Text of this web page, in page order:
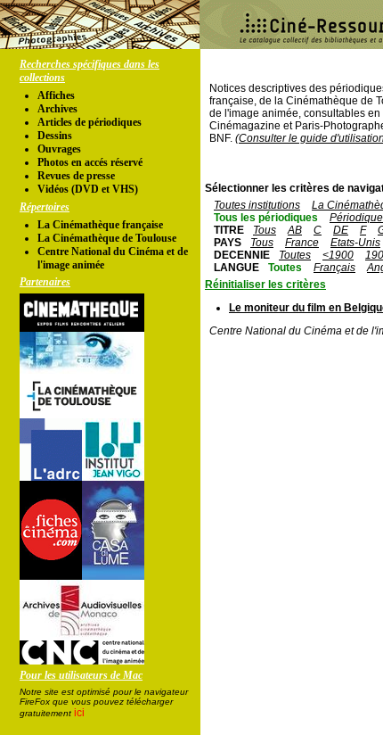
Recherches spécifiques dans les
collections
Affiches
Archives
Articles de périodiques
Dessins
Ouvrages
Photos en accés réservé
Revues de presse
Vidéos (DVD et VHS)
Répertoires
La Cinémathèque française
La Cinémathèque de Toulouse
Centre National du Cinéma et de
l'image animée
Partenaires
Pour les utilisateurs de Mac
Notre site est optimisé pour le navigateur
FireFox que vous pouvez télécharger
gratuitement ici
Notices descriptives des
française, de la Cinémathèque de
de l'image animée, consultables
Cinémagazine et Paris-
BNF. (Consulter le guide
Sélectionner les critères de
Toutes institutions
La
Tous les périodiques
TITRE
Tous AB C DE F
PAYS
Tous France Etats-Unis
DECENNIE
Toutes <1900
LANGUE
Toutes Français
Réinitialiser les critères
Le moniteur du film en
Centre National du Cinéma et de